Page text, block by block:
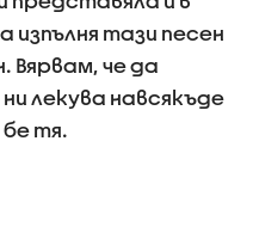
изпълня тази песен
Вярвам, че да
лекува навсякъде
тя.